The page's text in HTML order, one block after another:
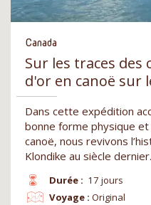
Canada
Sur les traces des
d'or en canoë sur
Dans cette expédition
bonne forme physique
canoë, nous revivons
Klondike au siècle
Durée : 17 jours
Voyage : Original